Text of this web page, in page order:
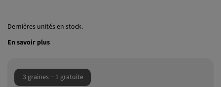
Dernières unités en stock.
En savoir plus
3 graines + 1 gratuite